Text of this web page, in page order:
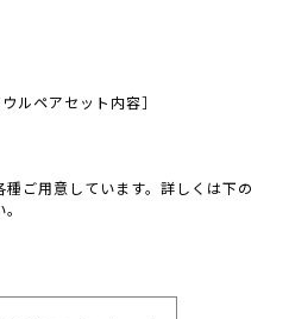
ルペアセット内容］
ご用意しています。詳しくは下の